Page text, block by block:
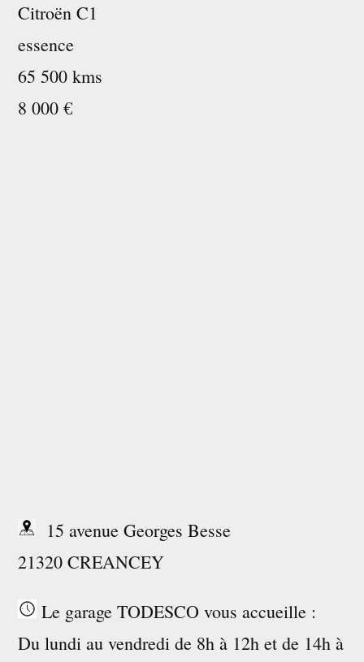
Citroën C1
essence
65 500 kms
8 000 €
15 avenue Georges Besse
21320 CREANCEY
Le garage TODESCO vous accueille :
Du lundi au vendredi de 8h à 12h et de 14h à